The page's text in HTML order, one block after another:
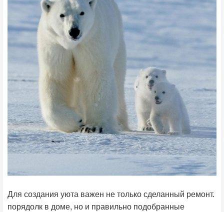
Для создания уюта важен не только сделанный ремонт.
порядолк в доме, но и правильно подобранные